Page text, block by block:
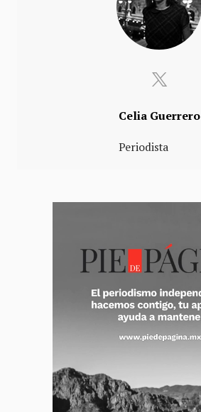
Celia Guerrero
Periodista